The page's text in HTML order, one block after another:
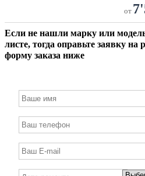
от
Если не нашли марку или
листе, тогда оправьте заявку на
форму заказа ниже